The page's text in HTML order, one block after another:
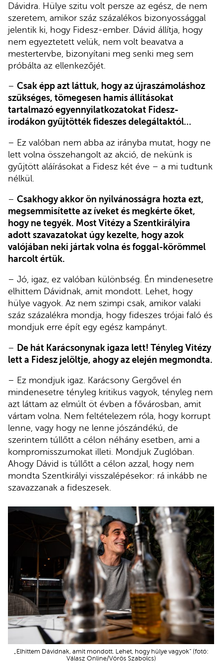
Dávidra. Hülye szitu volt persze az egész, de nem
szeretem, amikor száz százalékos bizonyossággal
jelentik ki, hogy Fidesz-ember. Dávid állítja, hogy
nem egyeztetett velük, nem volt beavatva a
mestertervbe, bizonyítani meg senki meg sem
próbálta az ellenkezőjét.
– Csak épp azt láttuk, hogy az újraszámoláshoz
szükséges, tömegesen hamis állításokat
tartalmazó egyennyilatkozatokat Fidesz-
irodákon gyűjtötték fideszes delegáltaktól…
– Ez valóban nem abba az irányba mutat, hogy ne
lett volna összehangolt az akció, de nekünk is
gyűjtött aláírásokat a Fidesz két éve – a mi tudtunk
nélkül.
– Csakhogy akkor ön nyilvánosságra hozta ezt,
megsemmisítette az íveket és megkérte őket,
hogy ne tegyék. Most Vitézy a Szentkirályira
adott szavazatokat úgy kezelte, hogy azok
valójában neki jártak volna és foggal-körömmel
harcolt értük.
– Jó, igaz, ez valóban különbség. Én mindenesetre
elhittem Dávidnak, amit mondott. Lehet, hogy
hülye vagyok. Az nem szimpi csak, amikor valaki
száz százalékra mondja, hogy fideszes trójai faló és
mondjuk erre épít egy egész kampányt.
– De hát Karácsonynak igaza lett! Tényleg Vitézy
lett a Fidesz jelöltje, ahogy az elején megmondta.
– Ez mondjuk igaz. Karácsony Gergővel én
mindenesetre tényleg kritikus vagyok, tényleg nem
azt láttam az elmúlt öt évben a fővárosban, amit
vártam volna. Nem feltételezem róla, hogy korrupt
lenne, vagy hogy ne lenne jószándékú, de
szerintem túllőtt a célon néhány esetben, ami a
kompromisszumokat illeti. Mondjuk Zuglóban.
Ahogy Dávid is túllőtt a célon azzal, hogy nem
mondta Szentkirályi visszalépésekor: rá inkább ne
szavazzanak a fideszesek.
„Elhittem Dávidnak, amit mondott. Lehet, hogy hülye vagyok” (fotó:
Válasz Online/Vörös Szabolcs)